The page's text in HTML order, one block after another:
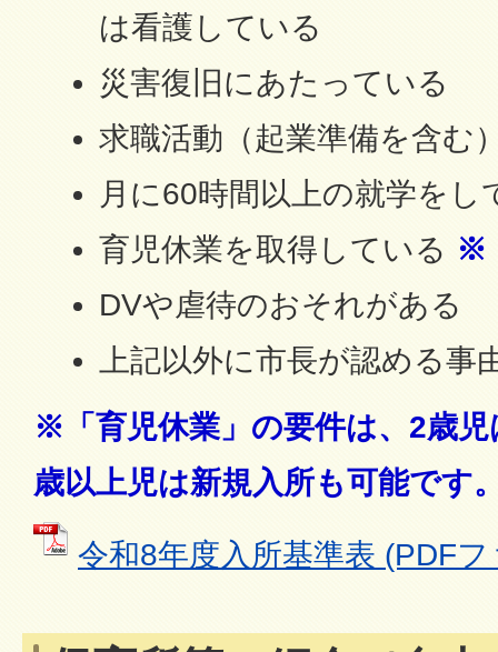
は看護している
災害復旧にあたっている
求職活動（起業準備を含む
月に60時間以上の就学をし
育児休業を取得している ※
DVや虐待のおそれがある
上記以外に市長が認める事
※「育児休業」の要件は、2歳
歳以上児は新規入所も可能です
令和8年度入所基準表 (PDF